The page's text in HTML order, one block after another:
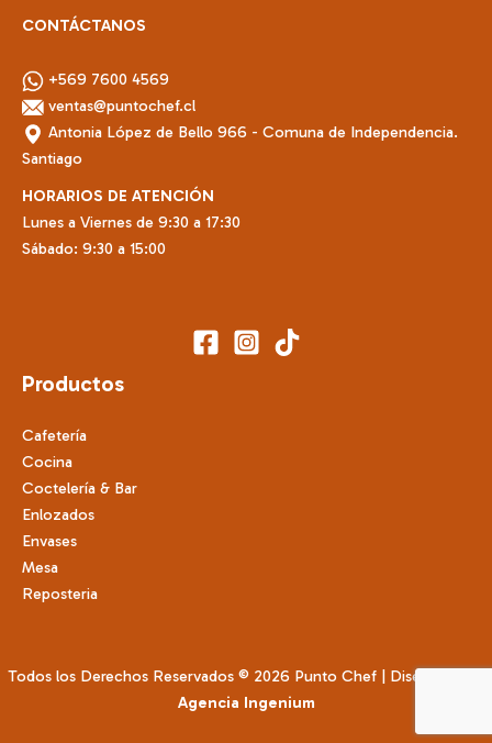
CONTÁCTANOS
+569 7600 4569
ventas@puntochef.cl
Antonia López de Bello 966 - Comuna de Independencia.
Santiago
HORARIOS DE ATENCIÓN
Lunes a Viernes de 9:30 a 17:30
Sábado: 9:30 a 15:00
Productos
Cafetería
Cocina
Coctelería & Bar
Enlozados
Envases
Mesa
Reposteria
Todos los Derechos Reservados © 2026 Punto Chef | Diseñado por
Agencia Ingenium